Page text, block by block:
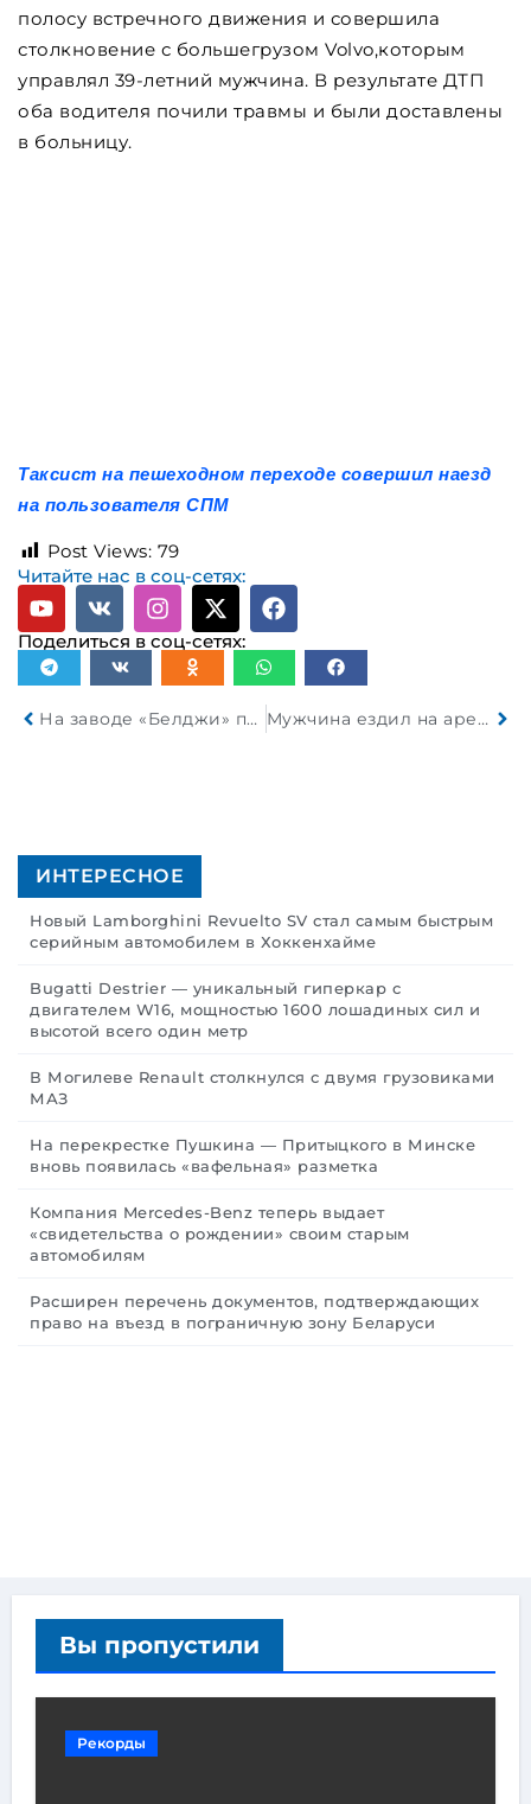
полосу встречного движения и совершила
столкновение с большегрузом Volvo,которым
управлял 39-летний мужчина. В результате ДТП
оба водителя почили травмы и были доставлены
в больницу.
Таксист на пешеходном переходе совершил наезд
на пользователя СПМ
Post Views: 79
Читайте нас в соц-сетях:
Поделиться в соц-сетях:
На заводе «Белджи» планируется строительство штамповочного цеха Мужчина ездил на арендованном Ferrari 812 Superfast пока полиция не изъяла его как угнанное имущество
ИНТЕРЕСНОЕ
Новый Lamborghini Revuelto SV стал самым быстрым
серийным автомобилем в Хоккенхайме
Bugatti Destrier — уникальный гиперкар с
двигателем W16, мощностью 1600 лошадиных сил и
высотой всего один метр
В Могилеве Renault столкнулся с двумя грузовиками
МАЗ
На перекрестке Пушкина — Притыцкого в Минске
вновь появилась «вафельная» разметка
Компания Mercedes-Benz теперь выдает
«свидетельства о рождении» своим старым
автомобилям
Расширен перечень документов, подтверждающих
право на въезд в пограничную зону Беларуси
Вы пропустили
Рекорды